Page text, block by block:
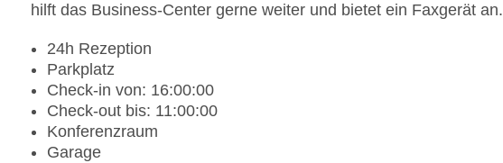
hilft das Business-Center gerne weiter und bietet ein Faxgerät an.
24h Rezeption
Parkplatz
Check-in von: 16:00:00
Check-out bis: 11:00:00
Konferenzraum
Garage